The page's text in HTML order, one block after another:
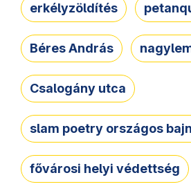
erkélyzöldítés
Béres András
Csalogány utca
slam poetry országos
fővárosi helyi védettség